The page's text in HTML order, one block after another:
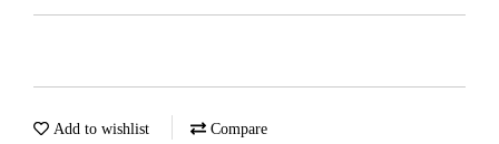
Add to wishlist Compare